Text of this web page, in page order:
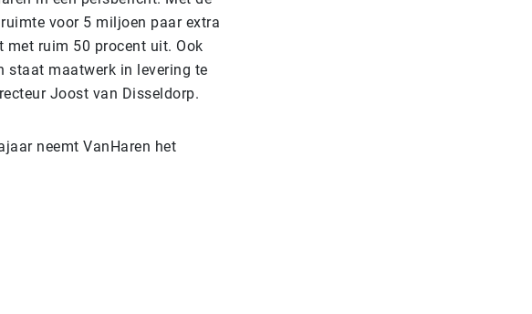
voor 5 miljoen paar extra
met ruim 50 procent uit. Ook
staat maatwerk in levering te
Joost van Disseldorp.
neemt VanHaren het